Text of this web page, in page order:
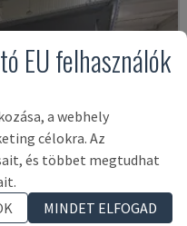
EU felhasználók
a webhely
célokra. Az
és többet megtudhat
MINDET ELFOGAD